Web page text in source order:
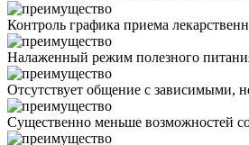
Контроль графика приема
Налаженный режим полезного
Отсутствует общение с зависимыми,
Существенно меньше возможностей